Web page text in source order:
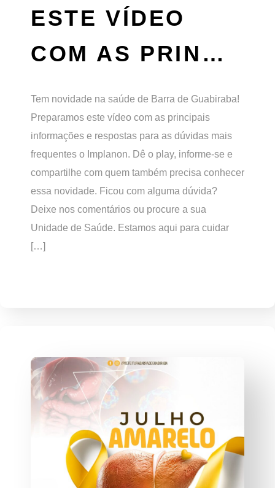
ESTE VÍDEO
COM AS PRIN…
Tem novidade na saúde de Barra de Guabiraba!
Preparamos este vídeo com as principais
informações e respostas para as dúvidas mais
frequentes o Implanon. Dê o play, informe-se e
compartilhe com quem também precisa conhecer
essa novidade. Ficou com alguma dúvida?
Deixe nos comentários ou procure a sua
Unidade de Saúde. Estamos aqui para cuidar
[…]